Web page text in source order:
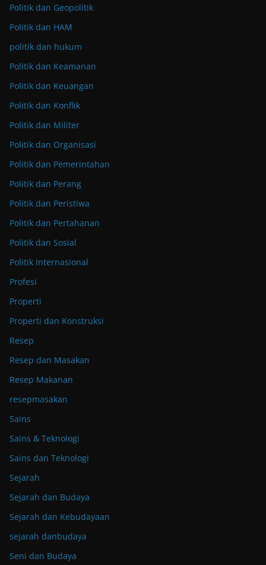
Politik dan Geopolitik
Politik dan HAM
politik dan hukum
Politik dan Keamanan
Politik dan Keuangan
Politik dan Konflik
Politik dan Militer
Politik dan Organisasi
Politik dan Pemerintahan
Politik dan Perang
Politik dan Peristiwa
Politik dan Pertahanan
Politik dan Sosial
Politik Internasional
Profesi
Properti
Properti dan Konstruksi
Resep
Resep dan Masakan
Resep Makanan
resepmasakan
Sains
Sains & Teknologi
Sains dan Teknologi
Sejarah
Sejarah dan Budaya
Sejarah dan Kebudayaan
sejarah danbudaya
Seni dan Budaya